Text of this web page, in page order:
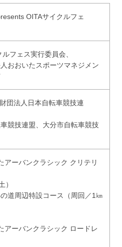
OITAサイクルフェ
フェス実行委員会、
おおいたスポーツマネジメン
団法人日本自転車競技連
競技連盟、大分市自転車競技
アーバンクラシック クリテリ
）
道周辺特設コース（周回／1㎞
アーバンクラシック ロードレ